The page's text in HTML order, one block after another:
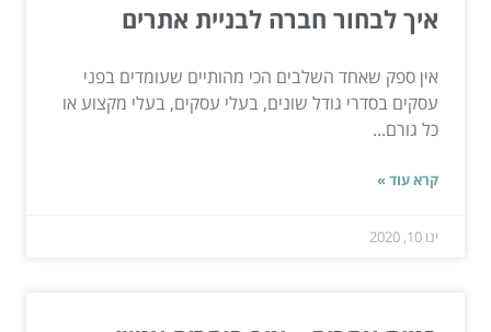
איך לבחור חברה לבניית אתרים
אין ספק שאחד השלבים הכי מהותיים שעומדים בפני
עסקים בסדרי גודל שונים, בעלי עסקים, בעלי מקצוע או
כל גורם...
קרא עוד »
ינו 10, 2020